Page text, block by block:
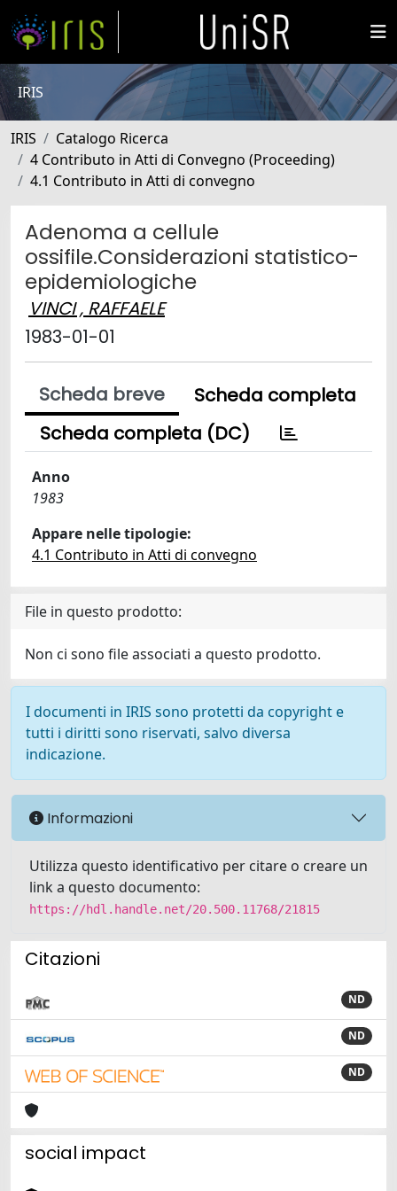
IRIS
IRIS
Catalogo Ricerca
4 Contributo in Atti di Convegno (Proceeding)
4.1 Contributo in Atti di convegno
Adenoma a cellule
ossifile.Considerazioni statistico-
epidemiologiche
VINCI , RAFFAELE
1983-01-01
Scheda breve
Scheda completa
Scheda completa (DC)
Anno
1983
Appare nelle tipologie:
4.1 Contributo in Atti di convegno
File in questo prodotto:
Non ci sono file associati a questo prodotto.
I documenti in IRIS sono protetti da copyright e
tutti i diritti sono riservati, salvo diversa
indicazione.
Informazioni
Utilizza questo identificativo per citare o creare un
link a questo documento:
https://hdl.handle.net/20.500.11768/21815
Citazioni
ND
ND
ND
social impact